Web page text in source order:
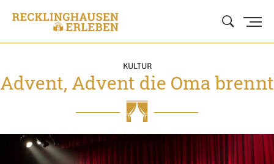
KULTUR
Advent, Advent die Oma brennt